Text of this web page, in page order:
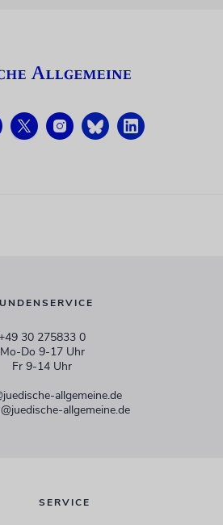
30 275833 0
Mo-Do 9-17 Uhr
Fr 9-14 Uhr
allgemeine.de
allgemeine.de
SERVICE